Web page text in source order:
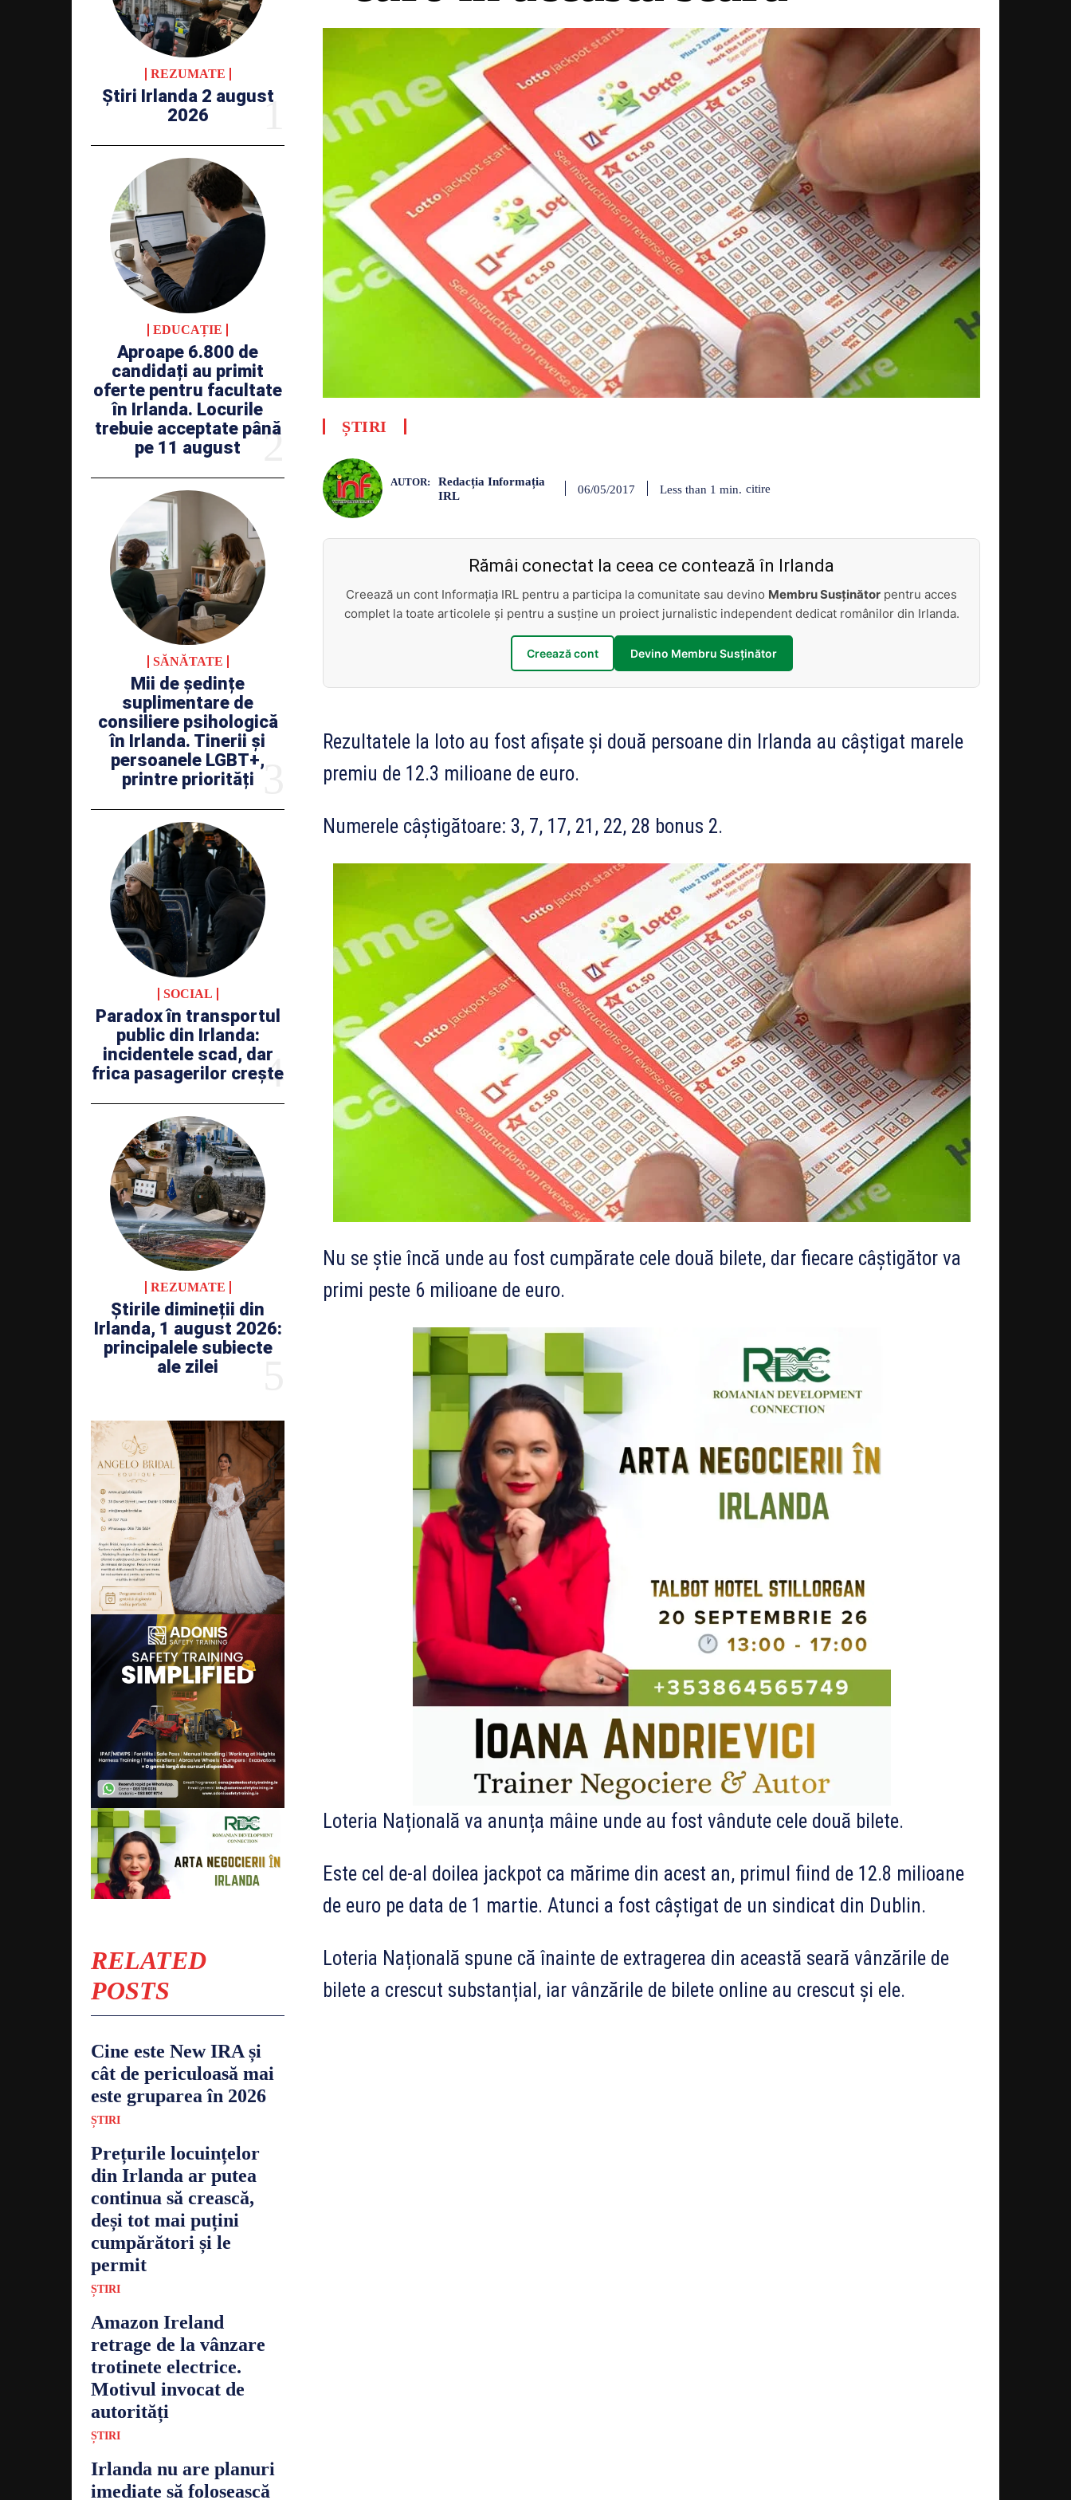
REZUMATE
Știri Irlanda 2 august
2026
EDUCAȚIE
Aproape 6.800 de
candidați au primit
oferte pentru facultate
în Irlanda. Locurile
trebuie acceptate până
pe 11 august
SĂNĂTATE
Mii de ședințe
suplimentare de
consiliere psihologică
în Irlanda. Tinerii și
persoanele LGBT+,
printre priorități
SOCIAL
Paradox în transportul
public din Irlanda:
incidentele scad, dar
frica pasagerilor crește
REZUMATE
Știrile dimineții din
Irlanda, 1 august 2026:
principalele subiecte
ale zilei
RELATED
POSTS
Cine este New IRA și
cât de periculoasă mai
este gruparea în 2026
ȘTIRI
Prețurile locuințelor
din Irlanda ar putea
continua să crească,
deși tot mai puțini
cumpărători și le
permit
ȘTIRI
Amazon Ireland
retrage de la vânzare
trotinete electrice.
Motivul invocat de
autorități
ȘTIRI
Irlanda nu are planuri
imediate să folosească
ȘTIRI
AUTOR:
Redacția Informația
IRL
06/05/2017 Less than 1 min. citire
Rămâi conectat la ceea ce contează în Irlanda
Creează un cont Informația IRL pentru a participa la comunitate sau devino Membru Susținător pentru acces
complet la toate articolele și pentru a susține un proiect jurnalistic independent dedicat românilor din Irlanda.
Creează cont Devino Membru Susținător
Rezultatele la loto au fost afișate și două persoane din Irlanda au câștigat marele
premiu de 12.3 milioane de euro.
Numerele câștigătoare: 3, 7, 17, 21, 22, 28 bonus 2.
Nu se știe încă unde au fost cumpărate cele două bilete, dar fiecare câștigător va
primi peste 6 milioane de euro.
Loteria Națională va anunța mâine unde au fost vândute cele două bilete.
Este cel de-al doilea jackpot ca mărime din acest an, primul fiind de 12.8 milioane
de euro pe data de 1 martie. Atunci a fost câștigat de un sindicat din Dublin.
Loteria Națională spune că înainte de extragerea din această seară vânzările de
bilete a crescut substanțial, iar vânzările de bilete online au crescut și ele.